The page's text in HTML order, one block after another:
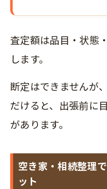
査定額は品目・状態
します。
断定はできませんが
だけると、出張前に
があります。
空き家・相続整理
ット